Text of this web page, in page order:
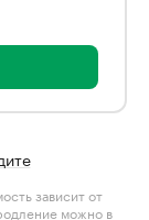
зависит от
можно в